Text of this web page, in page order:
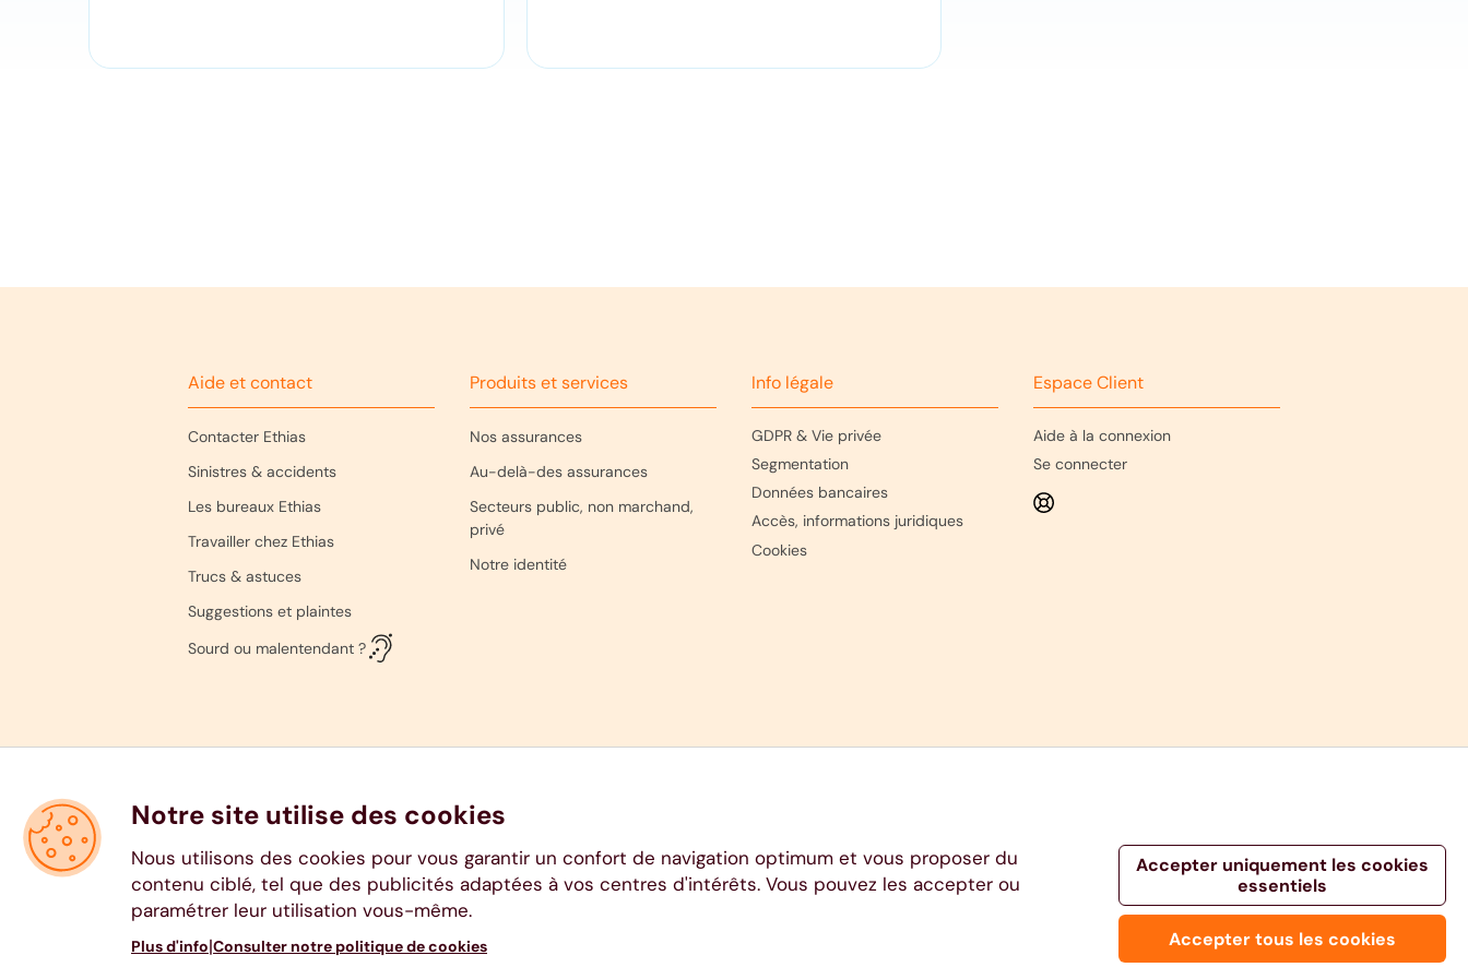
Aide et contact
Contacter Ethias
Sinistres & accidents
Les bureaux Ethias
Travailler chez Ethias
Trucs & astuces
Suggestions et plaintes
Sourd ou malentendant ?
Produits et services
Nos assurances
Au-delà-des assurances
Secteurs public, non marchand,
privé
Notre identité
Info légale
GDPR & Vie privée
Segmentation
Données bancaires
Accès, informations juridiques
Cookies
Espace Client
Aide à la connexion
Se connecter
Ethias s.a., voie Gisèle Halimi 10, 4000 Liège - RPM Liège - TVA BE 0404.484.654 - 04 220 31 11 - www.ethias.be - info@ethias.be -Aide et Contact
Notre site utilise des cookies
Nous utilisons des cookies pour vous garantir un confort de navigation optimum et vous proposer du
contenu ciblé, tel que des publicités adaptées à vos centres d'intérêts. Vous pouvez les accepter ou
paramétrer leur utilisation vous-même.
Accepter tous les cookies
Accepter uniquement les cookies
essentiels
Plus d'info|Consulter notre politique de cookies